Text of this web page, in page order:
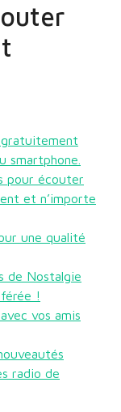
smartphone.
pour écouter
et n’importe
une qualité
de Nostalgie
!
vos amis
radio de